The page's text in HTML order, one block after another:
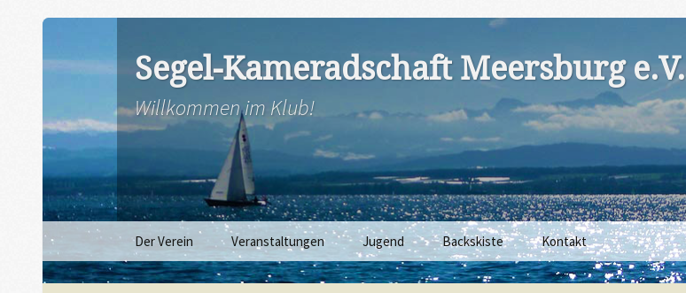
Segel-Kameradschaft Meersburg e.V.
Willkommen im Klub!
Inhalt
springen
Der Verein Veranstaltungen Jugend Backskiste Kontakt